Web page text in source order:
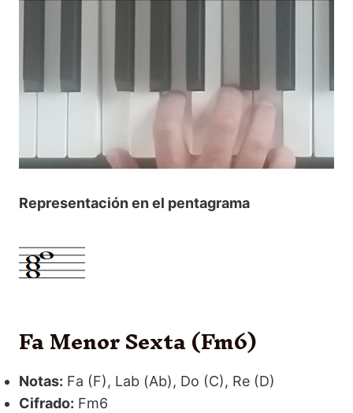
Representación en el pentagrama
Fa Menor Sexta (Fm6)
Notas: Fa (F), Lab (Ab), Do (C), Re (D)
Cifrado: Fm6